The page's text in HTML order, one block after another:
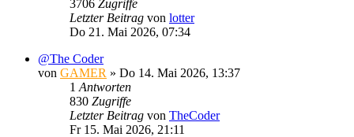
3706 Zugriffe
Letzter Beitrag von lotter
Do 21. Mai 2026, 07:34
@The Coder
von GAMER » Do 14. Mai 2026, 13:37
1 Antworten
830 Zugriffe
Letzter Beitrag von TheCoder
Fr 15. Mai 2026, 21:11